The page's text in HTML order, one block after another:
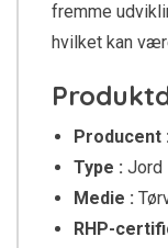
fremme
hvilket kan
Producent :
Type : Jord
Medie :
RHP-